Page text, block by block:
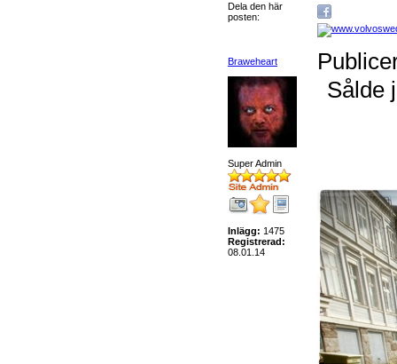
Dela den här
posten:
Braweheart
Super Admin
Inlägg: 1475
Registrerad:
08.01.14
Sålde